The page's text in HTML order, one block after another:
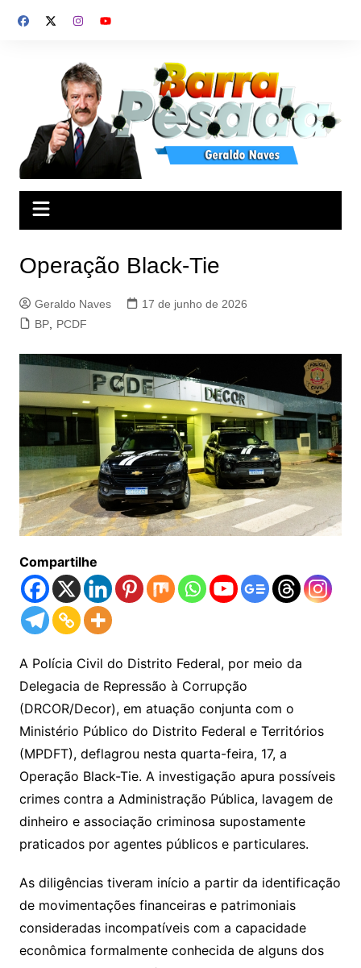
para
Operação Black-Tie
Geraldo Naves
17 de junho de 2026
BP, PCDF
Compartilhe
A Polícia Civil do Distrito Federal, por meio da
Delegacia de Repressão à Corrupção
(DRCOR/Decor), em atuação conjunta com o
Ministério Público do Distrito Federal e Territórios
(MPDFT), deflagrou nesta quarta-feira, 17, a
Operação Black-Tie. A investigação apura possíveis
crimes contra a Administração Pública, lavagem de
dinheiro e associação criminosa supostamente
praticados por agentes públicos e particulares.
As diligências tiveram início a partir da identificação
de movimentações financeiras e patrimoniais
consideradas incompatíveis com a capacidade
econômica formalmente conhecida de alguns dos